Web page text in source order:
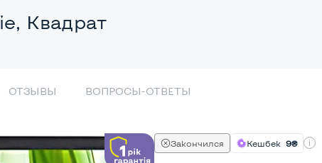
Квадрат
ОТЗЫВЫ ВОПРОСЫ-ОТВЕТЫ
Закончился Кешбек 9₴